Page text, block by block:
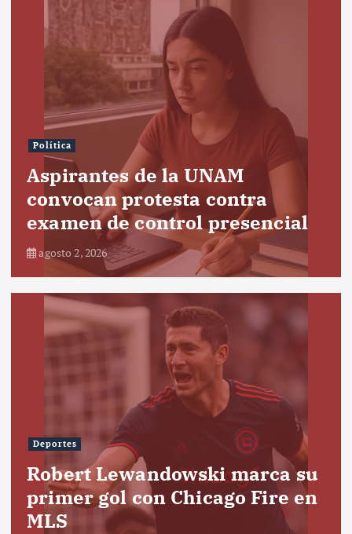
Política
Aspirantes de la UNAM
convocan protesta contra
examen de control presencial
agosto 2, 2026
Deportes
Robert Lewandowski marca su
primer gol con Chicago Fire en
MLS